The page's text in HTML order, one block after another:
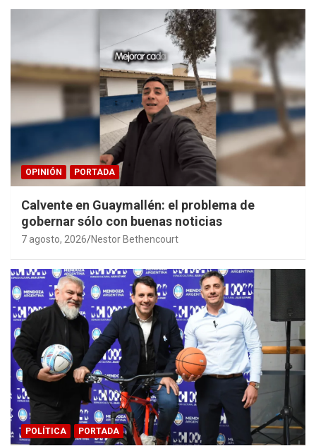
OPINIÓN PORTADA
Calvente en Guaymallén: el problema de
gobernar sólo con buenas noticias
7 agosto, 2026 Nestor Bethencourt
POLÍTICA PORTADA